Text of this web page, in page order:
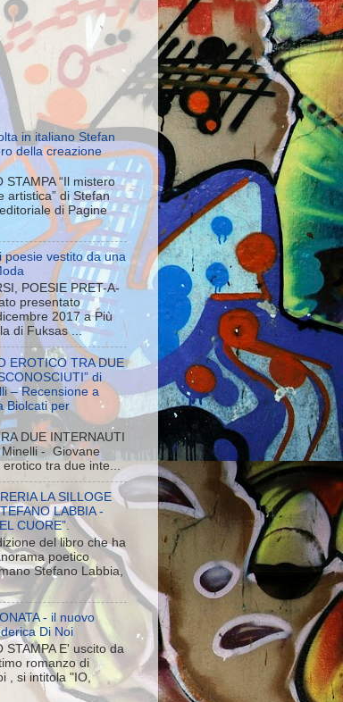
in italiano Stefan
della creazione
STAMPA “Il mistero
artistica” di Stefan
di Pagine
poesie vestito da una
POESIE PRET-A-
presentato
2017 a Più
di Fuksas ...
EROTICO TRA DUE
di
– Recensione a
Biolcati per
DUE INTERNAUTI
Minelli - Giovane
tra due inte...
LA SILLOGE
LABBIA -
CUORE”.
del libro che ha
poetico
Stefano Labbia,
- il nuovo
Di Noi
STAMPA E' uscito da
romanzo di
, si intitola "IO,